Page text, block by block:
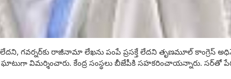
గవర్నర్‌కు రాజీనామా లేఖను పంపే ప్రసక్తే లేదని తృణమూల్‌ కాంగ్రెస్‌
కేంద్ర సంస్థలు బీజేపీకి సహకరించాయన్నారు. సర్‌తో